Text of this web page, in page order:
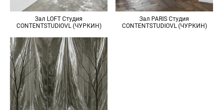
Зал LOFT Студия
CONTENTSTUDIOVL (ЧУРКИН)
Зал PARIS Студия
CONTENTSTUDIOVL (ЧУРКИН)